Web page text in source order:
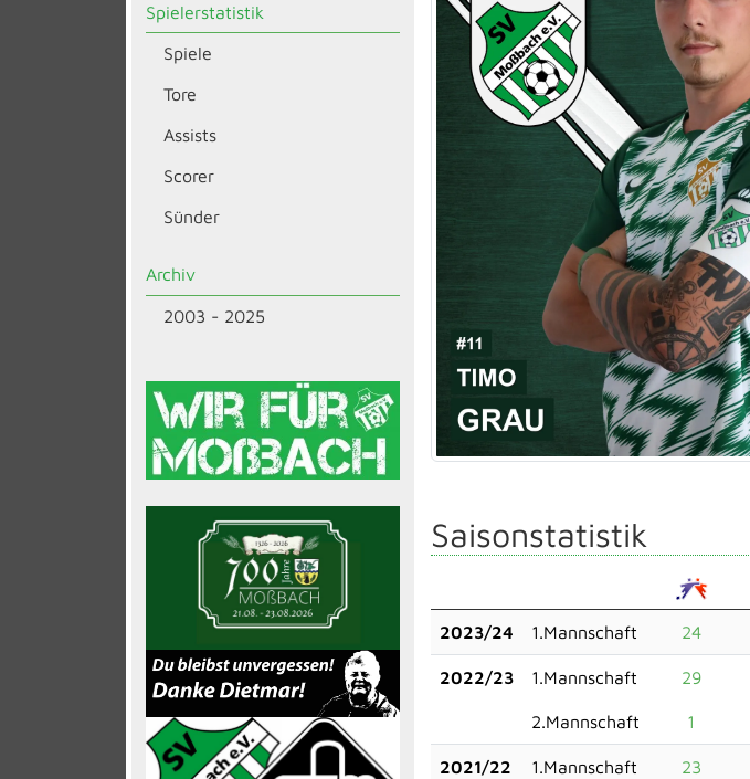
Spielerstatistik
Spiele
Tore
Assists
Scorer
Sünder
Archiv
2003 - 2025
Saisonstatistik
2023/24 1.Mannschaft 24
2022/23 1.Mannschaft 29
2.Mannschaft 1
2021/22 1.Mannschaft 23